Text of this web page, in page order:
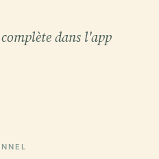
dans l'app